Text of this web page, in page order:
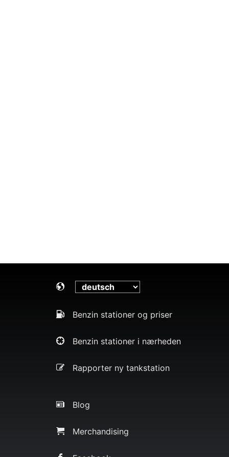
Benzin stationer og priser
Benzin stationer i nærheden
Rapporter ny tankstation
Blog
Merchandising